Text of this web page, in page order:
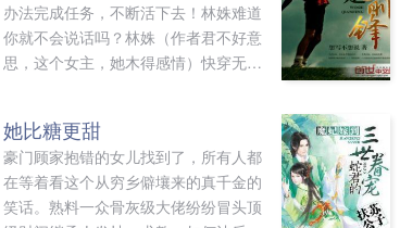
办法完成任务，不断活下去！林姝难道
你就不会说话吗？林姝（作者君不好意
思，这个女主，她木得感情）快穿无cp
她比糖更甜
豪门顾家抱错的女儿找到了，所有人都
在等着看这个从穷乡僻壤来的真千金的
笑话。熟料一众骨灰级大佬纷纷冒头顶